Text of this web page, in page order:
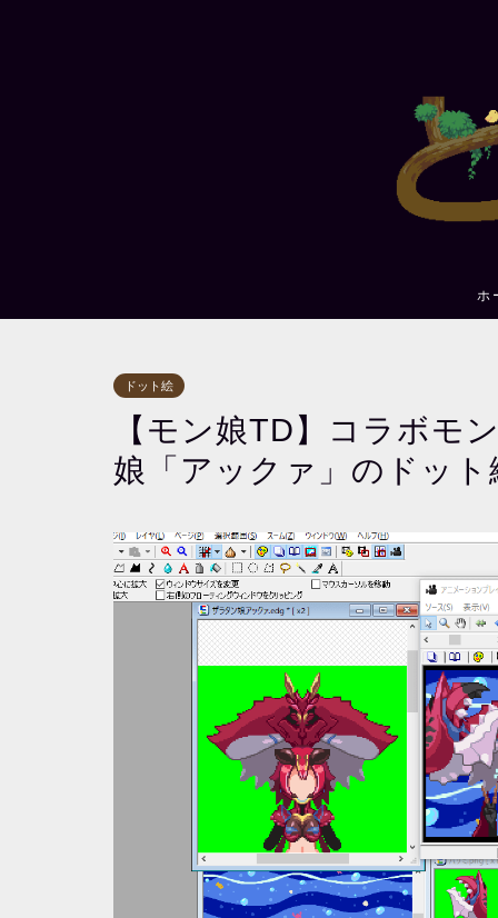
ホ
ドット絵
【モン娘TD】コラボモ
娘「アックァ」のドット